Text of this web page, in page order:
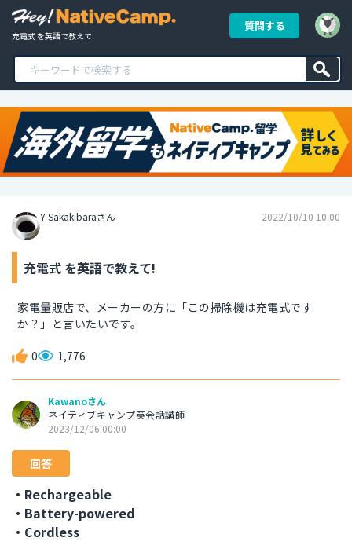
充電式 を英語で教えて!
質問する
Y Sakakibaraさん 2022/10/10 10:00
充電式 を英語で教えて!
家電量販店で、メーカーの方に「この掃除機は充電式です
か？」と言いたいです。
0 1,776
Kawanoさん
ネイティブキャンプ英会話講師
2023/12/06 00:00
回答
・Rechargeable
・Battery-powered
・Cordless